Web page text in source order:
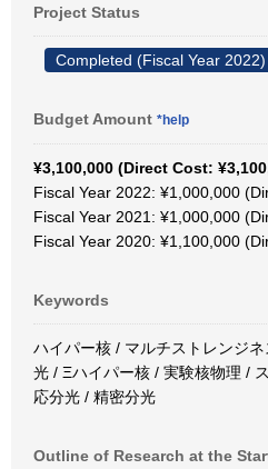
Project Status
Completed (Fiscal Year 2022)
Budget Amount *help
¥3,100,000 (Direct Cost:
Fiscal Year 2022: ¥1,000,000
Fiscal Year 2021: ¥1,000,000
Fiscal Year 2020: ¥1,100,000
Keywords
ハイパー核 / マルチストレンジ
光 / Ξハイパー核 / 実験核物理 /
応分光 / 精密分光
Outline of Research at the